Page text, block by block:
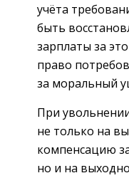
учёта
быть
зарплаты за
право
за моральный
При
не только на
компенсацию
но и на